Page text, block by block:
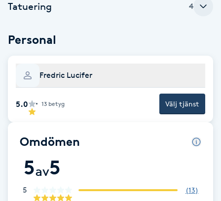
Balayage
Bambumassage
Barber
Tatuering 4
Personal
Fredric Lucifer
5.0 13 betyg Välj tjänst
Omdömen
5av5
5 (13)